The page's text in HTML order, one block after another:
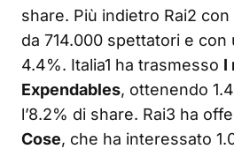
share. Più indietro Rai2 con
da 714.000 spettatori e con
4.4%. Italia1 ha trasmesso I
Expendables, ottenendo
l’8.2% di share. Rai3 ha
Cose, che ha interessato